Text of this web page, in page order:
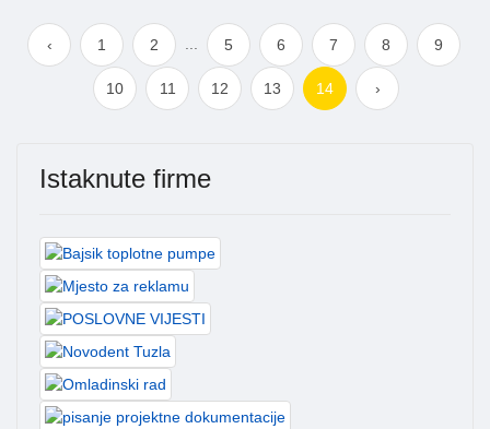
‹ 1 2 ... 5 6 7 8 9
10 11 12 13 14 ›
Istaknute firme